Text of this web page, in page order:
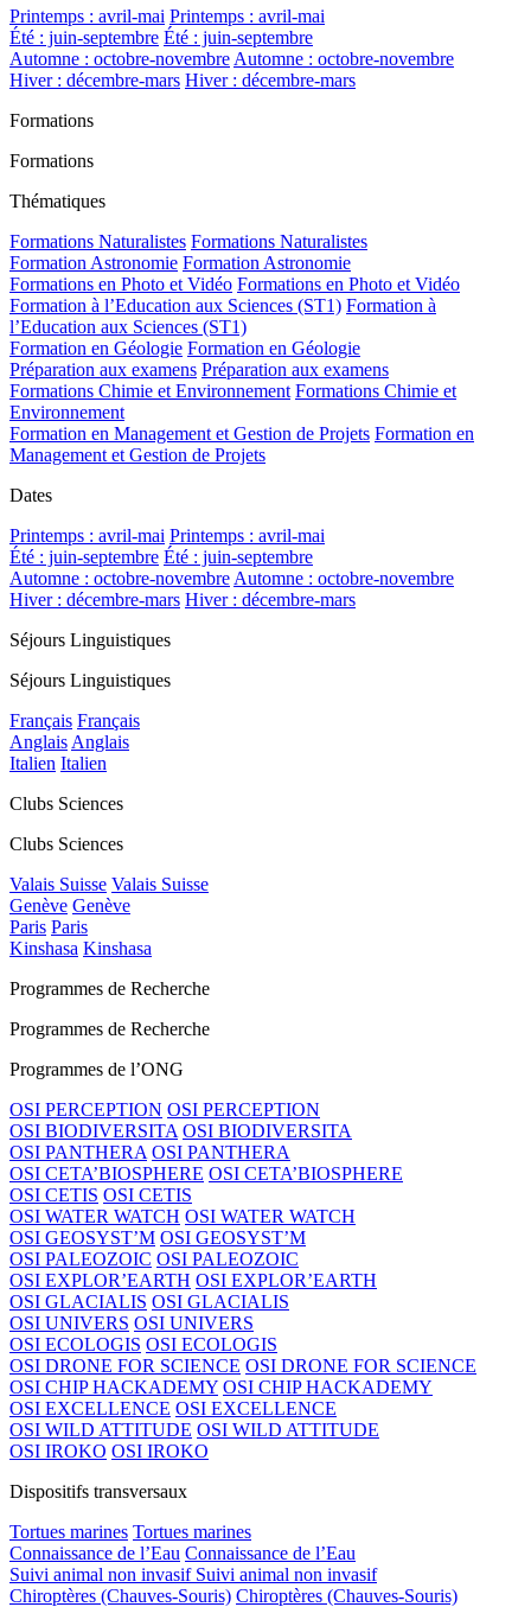
Printemps : avril-mai Printemps : avril-mai
Été : juin-septembre Été : juin-septembre
Automne : octobre-novembre Automne : octobre-novembre
Hiver : décembre-mars Hiver : décembre-mars
Formations
Formations
Thématiques
Formations Naturalistes Formations Naturalistes
Formation Astronomie Formation Astronomie
Formations en Photo et Vidéo Formations en Photo et Vidéo
Formation à l’Education aux Sciences (ST1) Formation à
l’Education aux Sciences (ST1)
Formation en Géologie Formation en Géologie
Préparation aux examens Préparation aux examens
Formations Chimie et Environnement Formations Chimie et
Environnement
Formation en Management et Gestion de Projets Formation en
Management et Gestion de Projets
Dates
Printemps : avril-mai Printemps : avril-mai
Été : juin-septembre Été : juin-septembre
Automne : octobre-novembre Automne : octobre-novembre
Hiver : décembre-mars Hiver : décembre-mars
Séjours Linguistiques
Séjours Linguistiques
Français Français
Anglais Anglais
Italien Italien
Clubs Sciences
Clubs Sciences
Valais Suisse Valais Suisse
Genève Genève
Paris Paris
Kinshasa Kinshasa
Programmes de Recherche
Programmes de Recherche
Programmes de l’ONG
OSI PERCEPTION OSI PERCEPTION
OSI BIODIVERSITA OSI BIODIVERSITA
OSI PANTHERA OSI PANTHERA
OSI CETA’BIOSPHERE OSI CETA’BIOSPHERE
OSI CETIS OSI CETIS
OSI WATER WATCH OSI WATER WATCH
OSI GEOSYST’M OSI GEOSYST’M
OSI PALEOZOIC OSI PALEOZOIC
OSI EXPLOR’EARTH OSI EXPLOR’EARTH
OSI GLACIALIS OSI GLACIALIS
OSI UNIVERS OSI UNIVERS
OSI ECOLOGIS OSI ECOLOGIS
OSI DRONE FOR SCIENCE OSI DRONE FOR SCIENCE
OSI CHIP HACKADEMY OSI CHIP HACKADEMY
OSI EXCELLENCE OSI EXCELLENCE
OSI WILD ATTITUDE OSI WILD ATTITUDE
OSI IROKO OSI IROKO
Dispositifs transversaux
Tortues marines Tortues marines
Connaissance de l’Eau Connaissance de l’Eau
Suivi animal non invasif Suivi animal non invasif
Chiroptères (Chauves-Souris) Chiroptères (Chauves-Souris)